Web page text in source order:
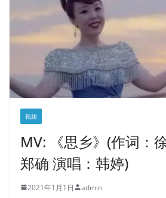
视频
MV: 《思乡》(作词：
郑确 演唱：韩婷)
2021年1月1日 admin